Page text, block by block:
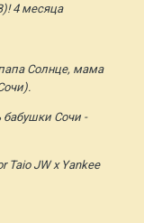
4 месяца
Солнце, мама
бабушки Сочи -
Taio JW x Yankee